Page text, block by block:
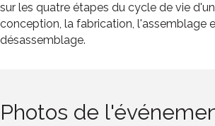
sur les quatre étapes du cycle de vie
conception, la fabrication, l'assemblage
désassemblage.
Photos de